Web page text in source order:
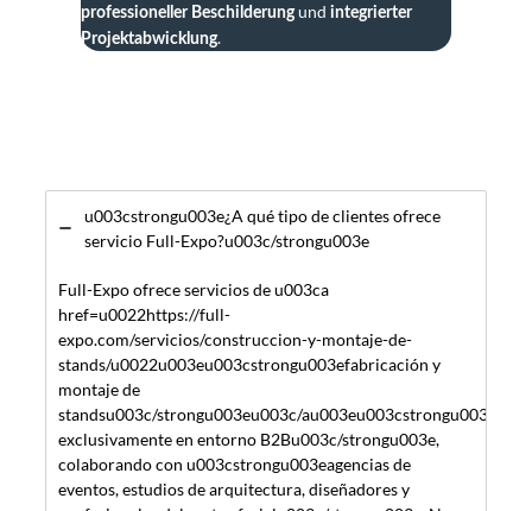
professioneller Beschilderungund integrierter
Projektabwicklung.
u003cstrongu003e¿A qué tipo de clientes ofrece
servicio Full-Expo?u003c/strongu003e
Full-Expo ofrece servicios de u003ca
href=u0022https://full-
expo.com/servicios/construccion-y-montaje-de-
stands/u0022u003eu003cstrongu003efabricación y
montaje de
standsu003c/strongu003eu003c/au003eu003cstrongu003e
exclusivamente en entorno B2Bu003c/strongu003e,
colaborando con u003cstrongu003eagencias de
eventos, estudios de arquitectura, diseñadores y